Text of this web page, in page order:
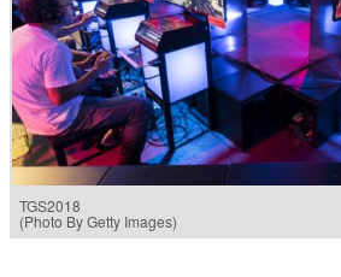
TGS2018
(Photo By Getty Images)